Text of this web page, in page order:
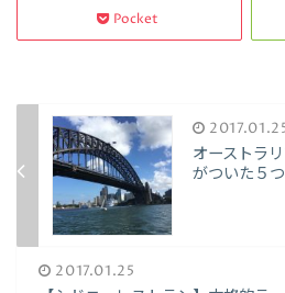
Pocket
オーストラ
がついた５
2017.01.25